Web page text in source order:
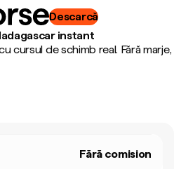
Descarcă
instant
cursul de schimb real. Fără marje,
Fără comision